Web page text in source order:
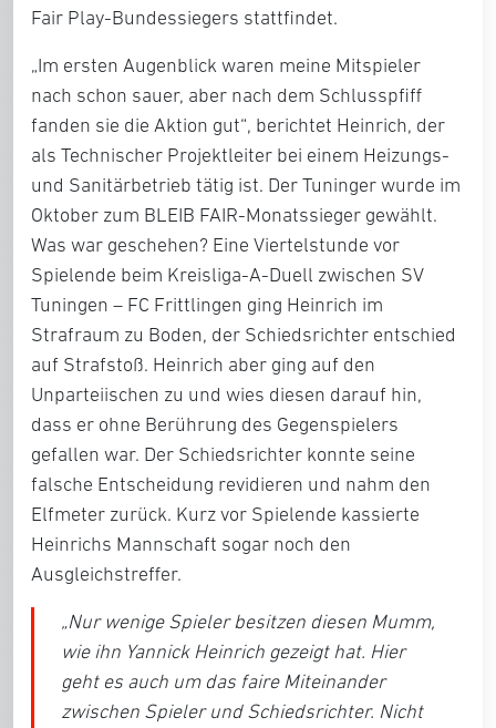
Fair Play-Bundessiegers stattfindet.
„Im ersten Augenblick waren meine Mitspieler
nach schon sauer, aber nach dem Schlusspfiff
fanden sie die Aktion gut“, berichtet Heinrich, der
als Technischer Projektleiter bei einem Heizungs-
und Sanitärbetrieb tätig ist. Der Tuninger wurde im
Oktober zum BLEIB FAIR-Monatssieger gewählt.
Was war geschehen? Eine Viertelstunde vor
Spielende beim Kreisliga-A-Duell zwischen SV
Tuningen – FC Frittlingen ging Heinrich im
Strafraum zu Boden, der Schiedsrichter entschied
auf Strafstoß. Heinrich aber ging auf den
Unparteiischen zu und wies diesen darauf hin,
dass er ohne Berührung des Gegenspielers
gefallen war. Der Schiedsrichter konnte seine
falsche Entscheidung revidieren und nahm den
Elfmeter zurück. Kurz vor Spielende kassierte
Heinrichs Mannschaft sogar noch den
Ausgleichstreffer.
„Nur wenige Spieler besitzen diesen Mumm,
wie ihn Yannick Heinrich gezeigt hat. Hier
geht es auch um das faire Miteinander
zwischen Spieler und Schiedsrichter. Nicht